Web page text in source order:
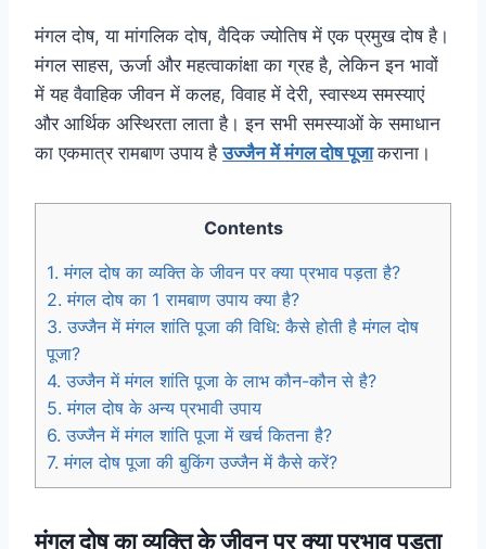
मंगल दोष, या मांगलिक दोष, वैदिक ज्योतिष में एक प्रमुख दोष है।
मंगल साहस, ऊर्जा और महत्वाकांक्षा का ग्रह है, लेकिन इन भावों
में यह वैवाहिक जीवन में कलह, विवाह में देरी, स्वास्थ्य समस्याएं
और आर्थिक अस्थिरता लाता है। इन सभी समस्याओं के समाधान
का एकमात्र रामबाण उपाय हैउज्जैन में मंगल दोष पूजा कराना।
Contents
1. मंगल दोष का व्यक्ति के जीवन पर क्या प्रभाव पड़ता है?
2. मंगल दोष का 1 रामबाण उपाय क्या है?
3. उज्जैन में मंगल शांति पूजा की विधि: कैसे होती है मंगल दोष
पूजा?
4. उज्जैन में मंगल शांति पूजा के लाभ कौन-कौन से है?
5. मंगल दोष के अन्य प्रभावी उपाय
6. उज्जैन में मंगल शांति पूजा में खर्च कितना है?
7. मंगल दोष पूजा की बुकिंग उज्जैन में कैसे करें?
मंगल दोष का व्यक्ति के जीवन पर क्या प्रभाव पड़ता